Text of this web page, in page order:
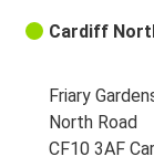
Cardiff
Friary
North Road
CF10 3AF